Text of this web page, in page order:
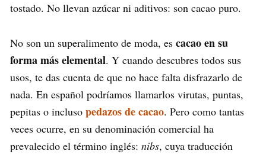
tostado. No llevan azúcar ni aditivos: son cacao puro.
No son un superalimento de moda, es cacao en su
forma más elemental. Y cuando descubres todos sus
usos, te das cuenta de que no hace falta disfrazarlo de
nada. En español podríamos llamarlos virutas, puntas,
pepitas o incluso pedazos de cacao. Pero como tantas
veces ocurre, en su denominación comercial ha
prevalecido el término inglés: nibs, cuya traducción